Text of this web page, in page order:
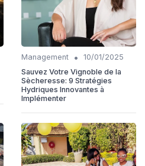
Management •
10/01/2025
Sauvez Votre Vignoble de la
Sècheresse: 9 Stratégies
Hydriques Innovantes à
Implémenter